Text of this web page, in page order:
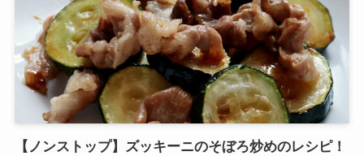
【ノンストップ】ズッキーニのそぼろ炒めのレシピ！